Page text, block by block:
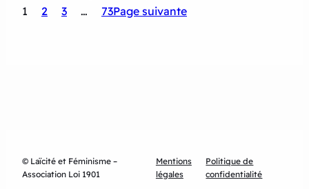
1
2 3 … 73Page suivante
© Laïcité et Féminisme –
Association Loi 1901
Mentions
légales
Politique de
confidentialité